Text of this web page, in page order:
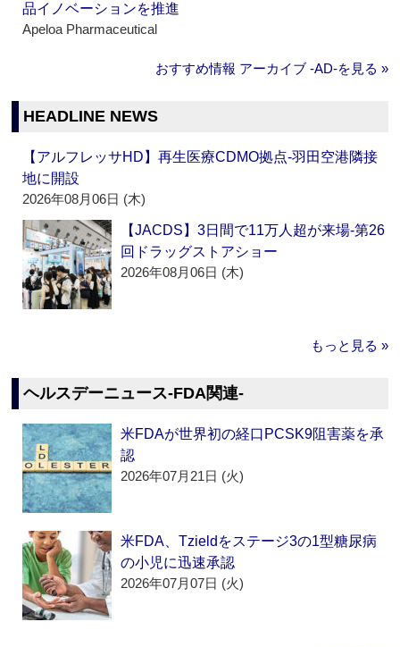
品イノベーションを推進
Apeloa Pharmaceutical
おすすめ情報 アーカイブ ‐AD‐を見る »
HEADLINE NEWS
【アルフレッサHD】再生医療CDMO拠点‐羽田空港隣接
地に開設
2026年08月06日 (木)
【JACDS】3日間で11万人超が来場‐第26
回ドラッグストアショー
2026年08月06日 (木)
もっと見る »
ヘルスデーニュース‐FDA関連‐
米FDAが世界初の経口PCSK9阻害薬を承
認
2026年07月21日 (火)
米FDA、Tzieldをステージ3の1型糖尿病
の小児に迅速承認
2026年07月07日 (火)